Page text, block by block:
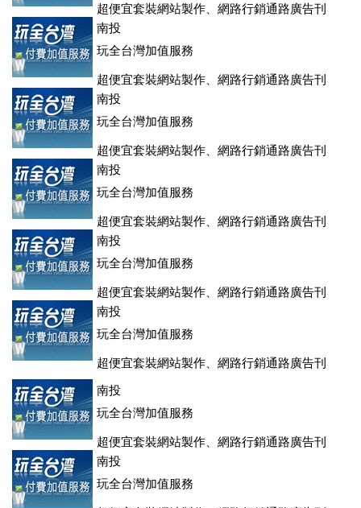
超便宜套裝網站製作、網路行銷通路廣告刊
登、訂房系統、客房委託旅行社銷售，全面優惠中....
南投
玩全台灣加值服務
超便宜套裝網站製作、網路行銷通路廣告刊
登、訂房系統、客房委託旅行社銷售，全面優惠中....
南投
玩全台灣加值服務
超便宜套裝網站製作、網路行銷通路廣告刊
登、訂房系統、客房委託旅行社銷售，全面優惠中....
南投
玩全台灣加值服務
超便宜套裝網站製作、網路行銷通路廣告刊
登、訂房系統、客房委託旅行社銷售，全面優惠中....
南投
玩全台灣加值服務
超便宜套裝網站製作、網路行銷通路廣告刊
登、訂房系統、客房委託旅行社銷售，全面優惠中....
南投
玩全台灣加值服務
超便宜套裝網站製作、網路行銷通路廣告刊
登、訂房系統、客房委託旅行社銷售，全面優惠中....
南投
玩全台灣加值服務
超便宜套裝網站製作、網路行銷通路廣告刊
登、訂房系統、客房委託旅行社銷售，全面優惠中....
南投
玩全台灣加值服務